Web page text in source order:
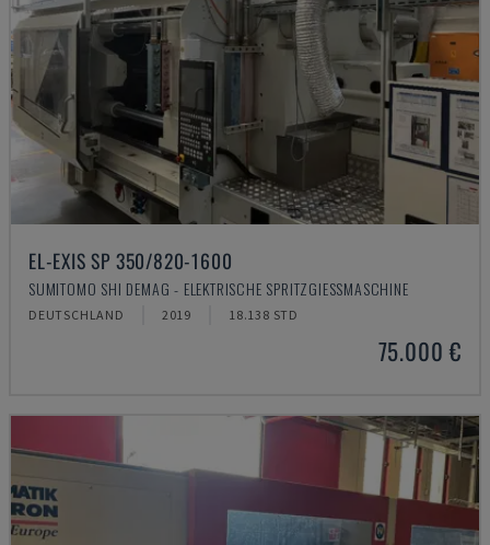
EL-EXIS SP 350/820-1600
SUMITOMO SHI DEMAG - ELEKTRISCHE SPRITZGIESSMASCHINE
DEUTSCHLAND 2019 18.138 STD
75.000 €